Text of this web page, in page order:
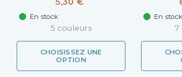
En stock
5 couleurs
CHOISISSEZ UNE
OPTION
En stock
7